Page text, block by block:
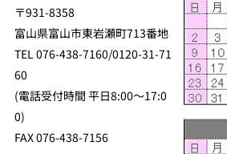
〒931-8358
富山県富山市東岩瀬町713番地
TEL 076-438-7160/0120-31-71
60
(電話受付時間 平日8:00～17:0
0)
FAX 076-438-7156